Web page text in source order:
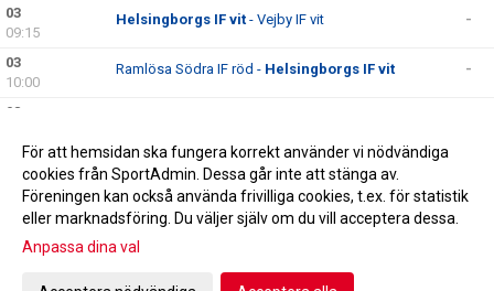
03
09:15
Helsingborgs IF vit - Vejby IF vit -
03
10:00
Ramlösa Södra IF röd - Helsingborgs IF vit -
08
09:15
Helsingborgs IF vit - Råå IF vit
Gå till Webbversion
För att hemsidan ska fungera korrekt använder vi nödvändiga
cookies från SportAdmin. Dessa går inte att stänga av.
Föreningen kan också använda frivilliga cookies, t.ex. för statistik
eller marknadsföring. Du väljer själv om du vill acceptera dessa.
Anpassa dina val